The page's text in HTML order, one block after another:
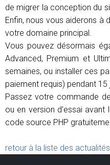
de migrer la conception du
Enfin, nous vous aiderons à
votre domaine principal.
Vous pouvez désormais
Advanced, Premium et
semaines, ou installer ces
paiement requis) pendant
Passez votre commande
ou en version d'essai avant
code source PHP
retour à la liste des actualités